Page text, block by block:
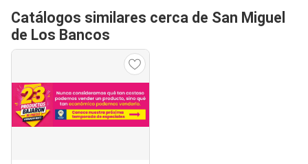
Catálogos similares cerca de San Miguel
de Los Bancos